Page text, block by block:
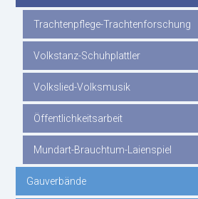
Trachtenpflege-Trachtenforschung
Volkstanz-Schuhplattler
Volkslied-Volksmusik
Öffentlichkeitsarbeit
Mundart-Brauchtum-Laienspiel
Gauverbände